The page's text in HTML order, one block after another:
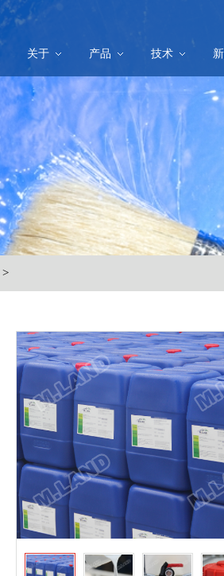
关于 产品 技术
>